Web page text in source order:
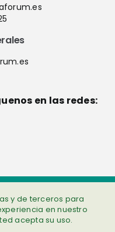
en las redes:
y de terceros para
en nuestro
acepta su uso.
derechos reservados
legal| Información adicional